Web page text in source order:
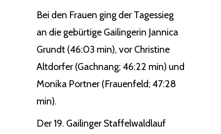
Bei den Frauen ging der Tagessieg
an die gebürtige Gailingerin Jannica
Grundt (46:03 min), vor Christine
Altdorfer (Gachnang; 46:22 min) und
Monika Portner (Frauenfeld; 47:28
min).
Der 19. Gailinger Staffelwaldlauf